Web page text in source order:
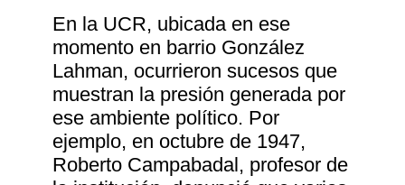
En la UCR, ubicada en ese
momento en barrio González
Lahman, ocurrieron sucesos que
muestran la presión generada por
ese ambiente político. Por
ejemplo, en octubre de 1947,
Roberto Campabadal, profesor de